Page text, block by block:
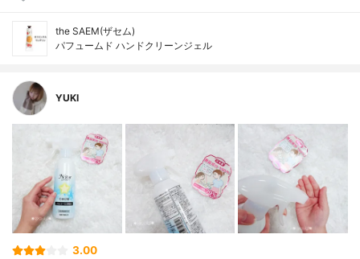
the SAEM(ザセム)
パフュームド ハンドクリーンジェル
YUKI
3.00